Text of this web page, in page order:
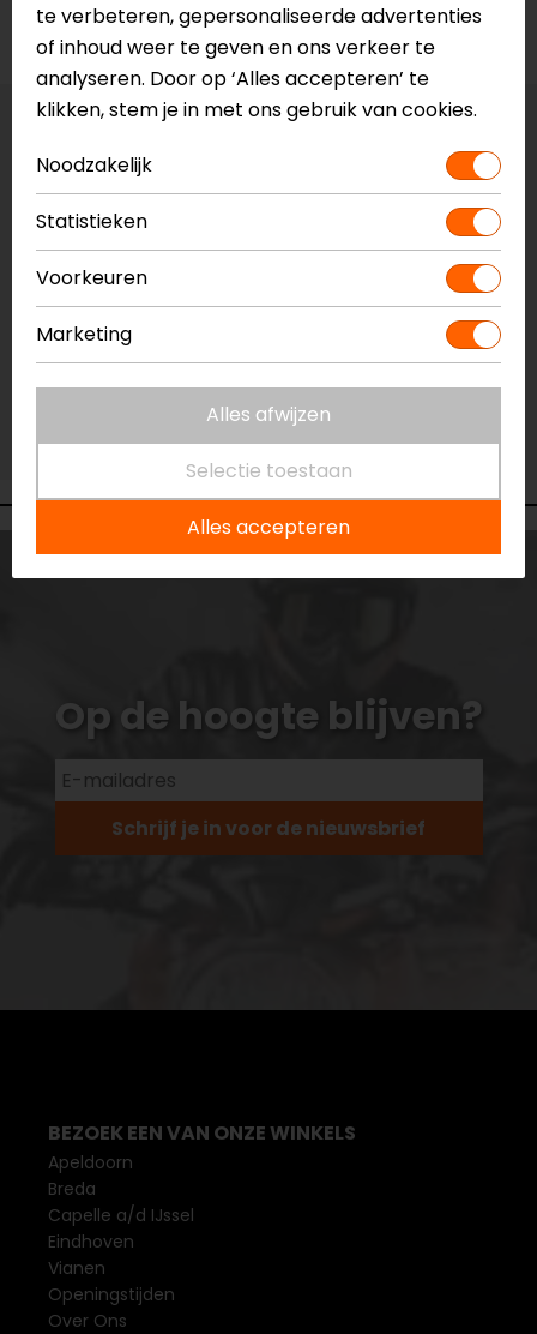
Voorraad
Niet op voorraad
Niet op voorraad
Vestiging Capelle a/d IJssel
Niet op voorraad
Vestiging Eindhoven
Niet op voorraad
Op de hoogte blijven?
Schrijf je in voor de nieuwsbrief
te verbeteren, gepersonaliseerde advertenties
of inhoud weer te geven en ons verkeer te
analyseren. Door op ‘Alles accepteren’ te
klikken, stem je in met ons gebruik van cookies.
Noodzakelijk
Statistieken
Voorkeuren
Marketing
Alles afwijzen
Selectie toestaan
Alles accepteren
BEZOEK EEN VAN ONZE WINKELS
Apeldoorn
Breda
Capelle a/d IJssel
Eindhoven
Vianen
Openingstijden
Over Ons